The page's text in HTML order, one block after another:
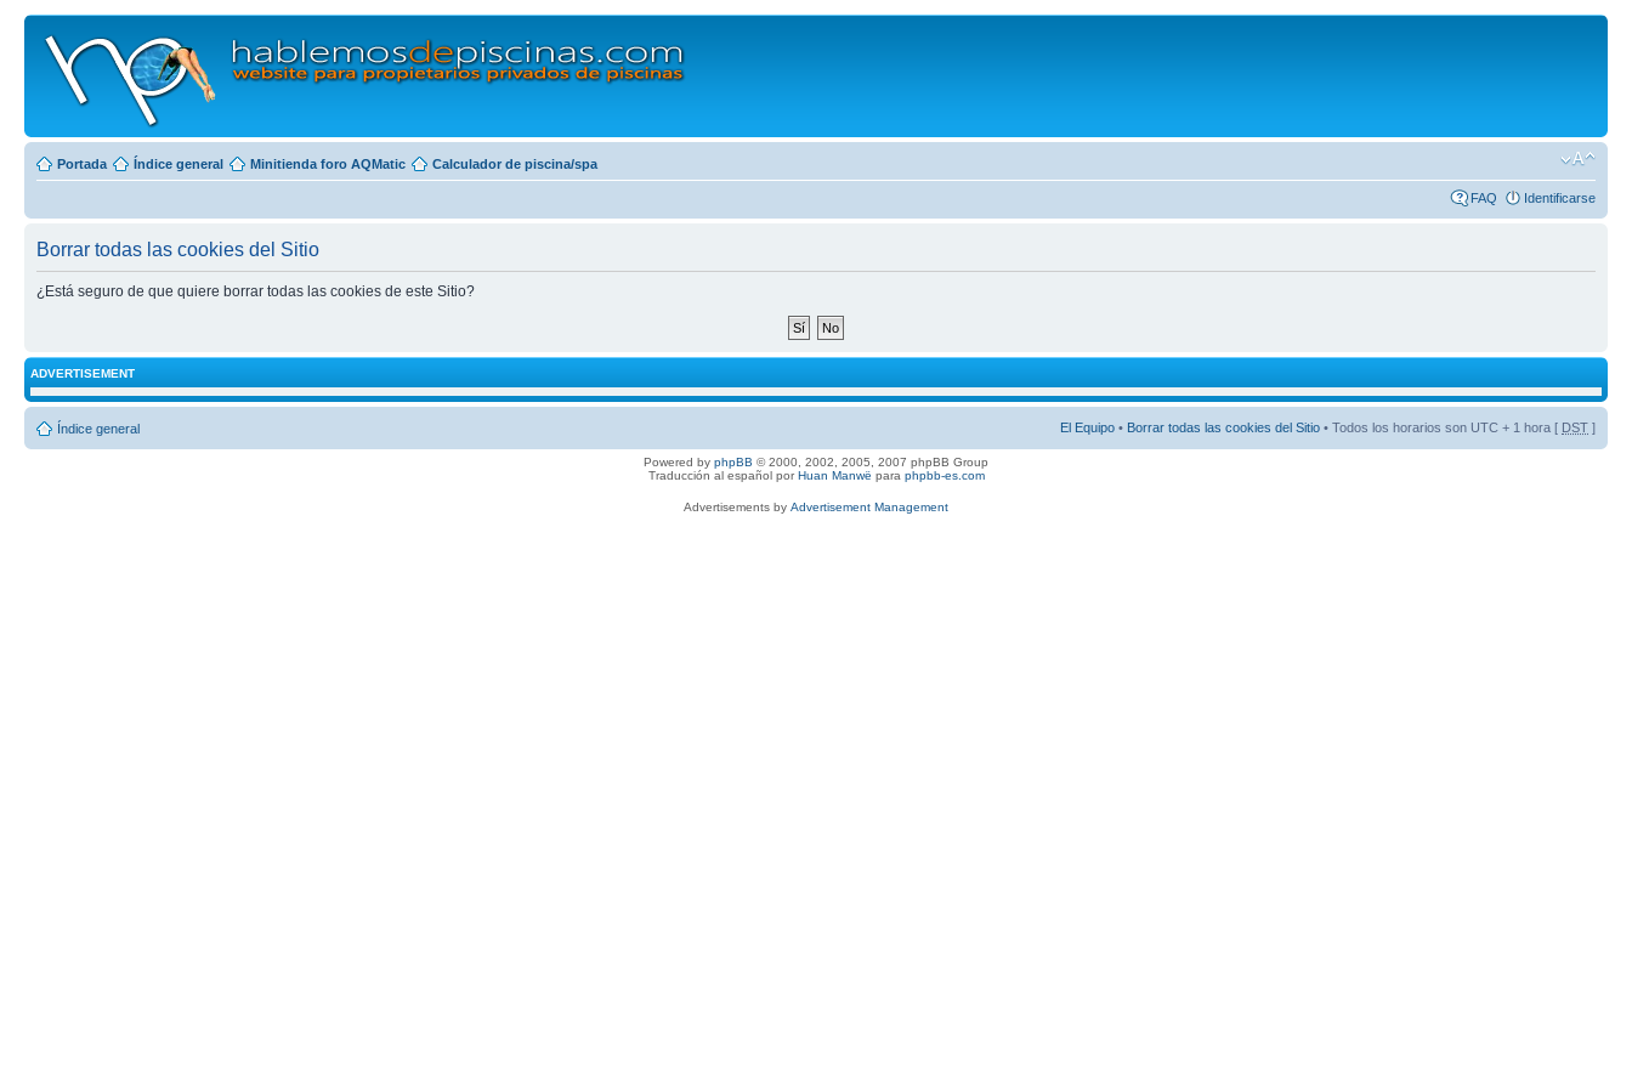
Portada Índice general Minitienda foro AQMatic Calculador de piscina/spa
FAQ Identificarse
Borrar todas las cookies del Sitio
¿Está seguro de que quiere borrar todas las cookies de este Sitio?
ADVERTISEMENT
Índice general El Equipo • Borrar todas las cookies del Sitio • Todos los horarios son UTC + 1 hora [ DST ]
Powered by phpBB © 2000, 2002, 2005, 2007 phpBB Group
Traducción al español porHuan Manwë para phpbb-es.com
Advertisements by Advertisement Management